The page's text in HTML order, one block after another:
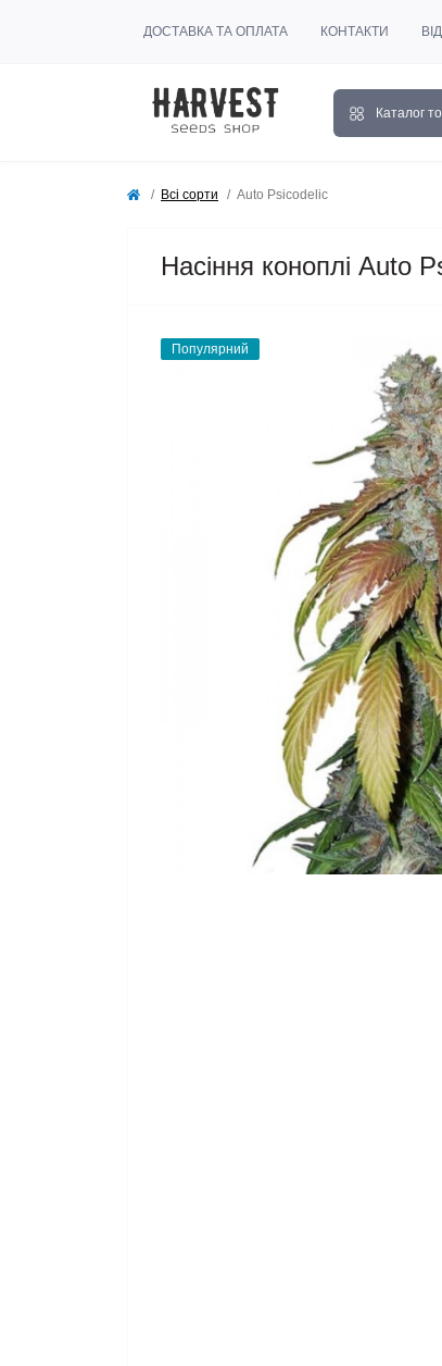
ДОСТАВКА ТА ОПЛАТА КОНТАКТИ
Каталог
Всі сорти Auto Psicodelic
Насіння коноплі Auto
Популярний